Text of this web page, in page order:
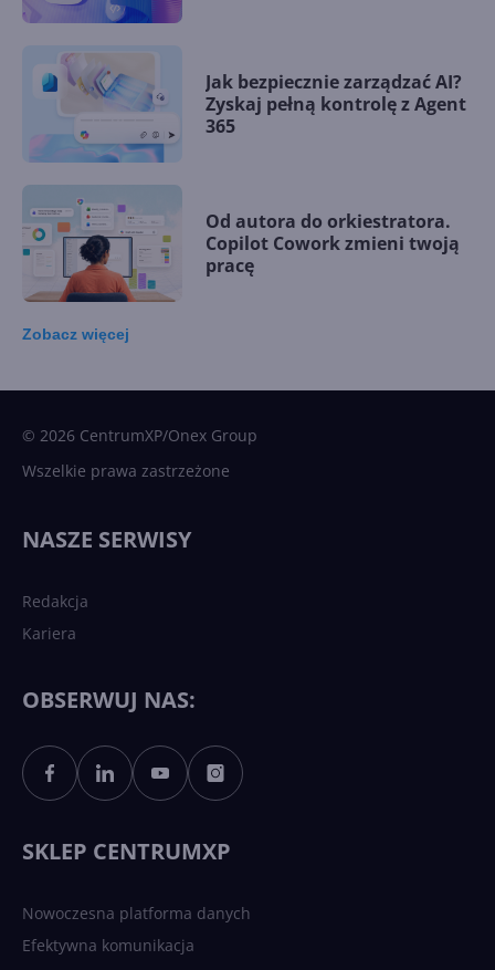
Jak bezpiecznie zarządzać AI?
Zyskaj pełną kontrolę z Agent
365
Od autora do orkiestratora.
Copilot Cowork zmieni twoją
pracę
Sztuczna inteligencja po
polsku. Dość barier
Zobacz więcej
© 2026 CentrumXP/Onex Group
Wszelkie prawa zastrzeżone
NASZE SERWISY
Redakcja
Kariera
OBSERWUJ NAS:
SKLEP CENTRUMXP
Nowoczesna platforma danych
Efektywna komunikacja